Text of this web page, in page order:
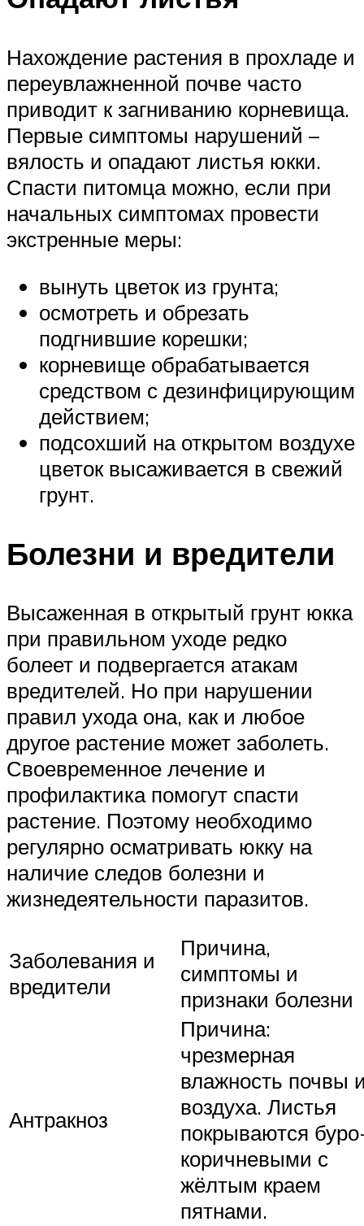
Нахождение растения в прохладе и
переувлажненной почве часто
приводит к загниванию корневища.
Первые симптомы нарушений –
вялость и опадают листья юкки.
Спасти питомца можно, если при
начальных симптомах провести
экстренные меры:
вынуть цветок из грунта;
осмотреть и обрезать
подгнившие корешки;
корневище обрабатывается
средством с дезинфицирующим
действием;
подсохший на открытом воздухе
цветок высаживается в свежий
грунт.
Болезни и вредители
Высаженная в открытый грунт юкка
при правильном уходе редко
болеет и подвергается атакам
вредителей. Но при нарушении
правил ухода она, как и любое
другое растение может заболеть.
Своевременное лечение и
профилактика помогут спасти
растение. Поэтому необходимо
регулярно осматривать юкку на
наличие следов болезни и
жизнедеятельности паразитов.
Заболевания и
вредители
Причина,
симптомы и
признаки болезни
Антракноз
Причина:
чрезмерная
влажность почвы
воздуха. Листья
покрываются
коричневыми с
жёлтым краем
пятнами.